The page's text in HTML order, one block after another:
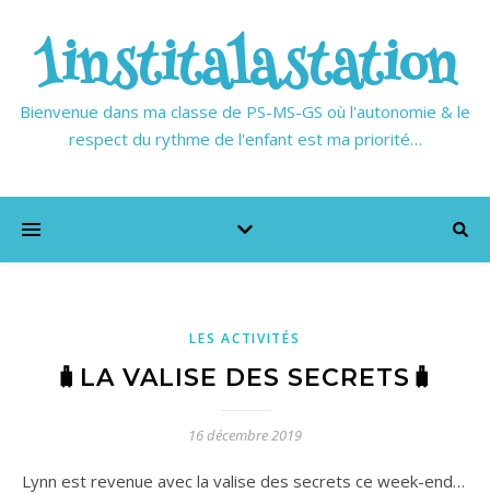
1institalastation
Bienvenue dans ma classe de PS-MS-GS où l'autonomie & le
respect du rythme de l'enfant est ma priorité…
LES ACTIVITÉS
🧳LA VALISE DES SECRETS🧳
16 décembre 2019
Lynn est revenue avec la valise des secrets ce week-end…